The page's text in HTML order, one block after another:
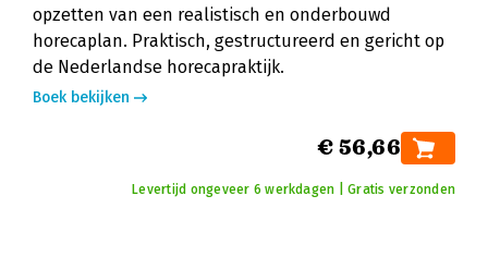
opzetten van een realistisch en onderbouwd
horecaplan. Praktisch, gestructureerd en gericht op
de Nederlandse horecapraktijk.
Boek bekijken
€ 56,66
Levertijd ongeveer 6 werkdagen | Gratis verzonden